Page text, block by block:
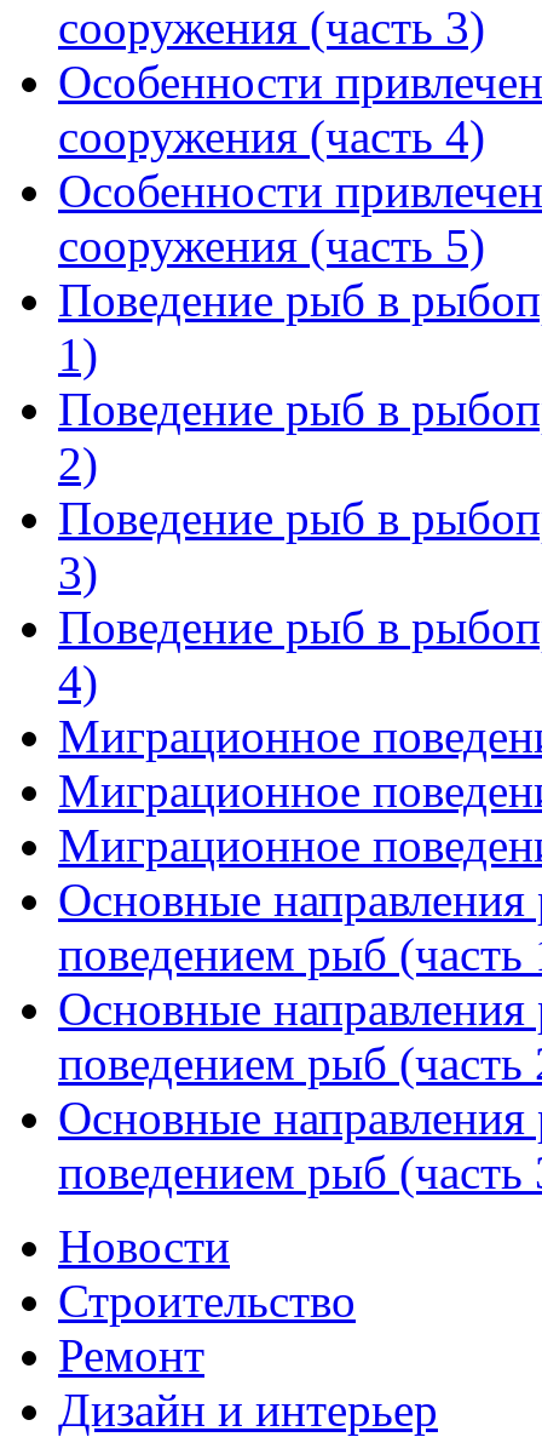
сооружения (часть 3)
Особенности
сооружения (часть 4)
Особенности
сооружения (часть 5)
Поведение рыб в
1)
Поведение рыб в
2)
Поведение рыб в
3)
Поведение рыб в
4)
Миграционное
Миграционное
Миграционное
Основные
поведением рыб (часть
Основные
поведением рыб (часть
Основные
поведением рыб (часть
Новости
Строительство
Ремонт
Дизайн и интерьер